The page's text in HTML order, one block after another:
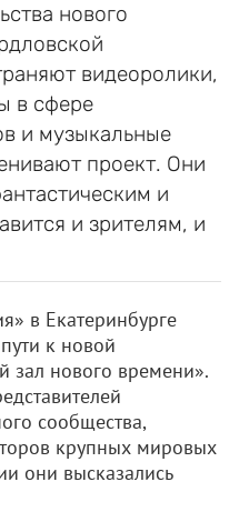
нового
видеоролики,
в сфере
и музыкальные
проект. Они
и
и зрителям, и
в Екатеринбурге
к новой
зал нового времени».
сообщества,
крупных мировых
они высказались